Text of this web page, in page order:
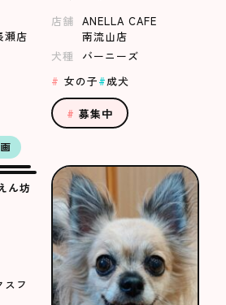
瀬店
店舗 ANELLA CAFE
南流山店
犬種
バーニーズ
女の子
成犬
募集中
ん坊
スフ